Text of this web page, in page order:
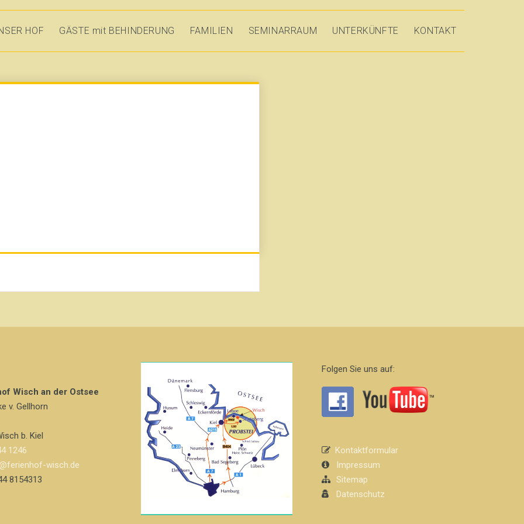
HOF GÄSTE mit BEHINDERUNG FAMILIEN SEMINARRAUM UNTERKÜNFTE KONTAKT
Wisch an der Ostsee
v. Gellhorn
b. Kiel
1246
wisch.de
8154313
Folgen Sie uns auf:
Kontaktformular
Impressum
Sitemap
Datenschutz